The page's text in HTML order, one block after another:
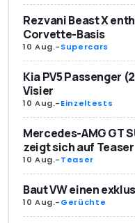
Rezvani Beast X
Corvette-Basis
10 Aug.-Supercars
Kia PV5 Passenger
Visier
10 Aug.-Einzeltests
Mercedes-AMG GT
zeigt sich auf Teaser
10 Aug.-Teaser
Baut VW einen
10 Aug.-Gerüchte